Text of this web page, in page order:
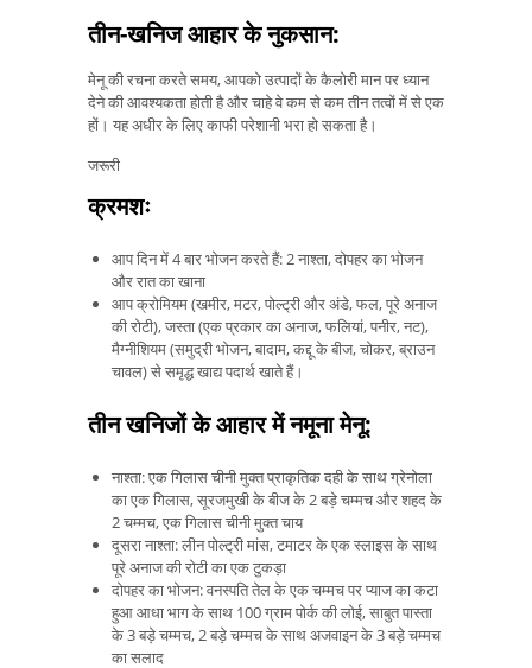
तीन-खनिज आहार के नुकसान:
मेनू की रचना करते समय, आपको उत्पादों के कैलोरी मान पर ध्यान
देने की आवश्यकता होती है और चाहे वे कम से कम तीन तत्वों में से एक
हों। यह अधीर के लिए काफी परेशानी भरा हो सकता है।
जरूरी
क्रमशः
आप दिन में 4 बार भोजन करते हैं: 2 नाश्ता, दोपहर का भोजन
और रात का खाना
आप क्रोमियम (खमीर, मटर, पोल्ट्री और अंडे, फल, पूरे अनाज
की रोटी), जस्ता (एक प्रकार का अनाज, फलियां, पनीर, नट),
मैग्नीशियम (समुद्री भोजन, बादाम, कद्दू के बीज, चोकर, ब्राउन
चावल) से समृद्ध खाद्य पदार्थ खाते हैं।
तीन खनिजों के आहार में नमूना मेनू:
नाश्ता: एक गिलास चीनी मुक्त प्राकृतिक दही के साथ ग्रेनोला
का एक गिलास, सूरजमुखी के बीज के 2 बड़े चम्मच और शहद के
2 चम्मच, एक गिलास चीनी मुक्त चाय
दूसरा नाश्ता: लीन पोल्ट्री मांस, टमाटर के एक स्लाइस के साथ
पूरे अनाज की रोटी का एक टुकड़ा
दोपहर का भोजन: वनस्पति तेल के एक चम्मच पर प्याज का कटा
हुआ आधा भाग के साथ 100 ग्राम पोर्क की लोई, साबुत पास्ता
के 3 बड़े चम्मच, 2 बड़े चम्मच के साथ अजवाइन के 3 बड़े चम्मच
का सलाद